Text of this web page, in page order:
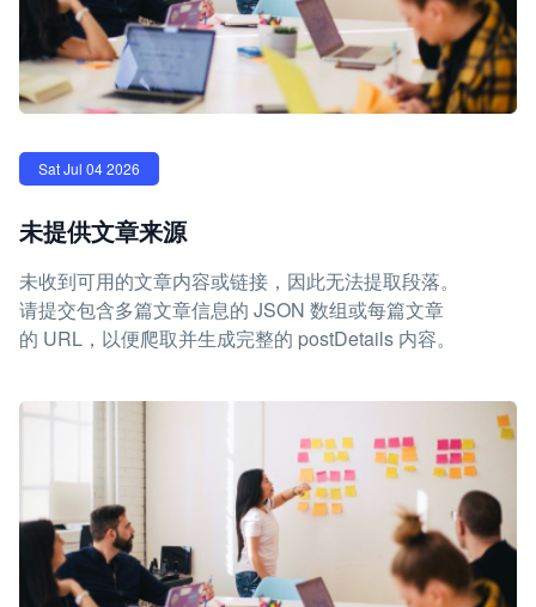
Sat Jul 04 2026
未提供文章来源
未收到可用的文章内容或链接，因此无法提取段落。
请提交包含多篇文章信息的 JSON 数组或每篇文章
的 URL，以便爬取并生成完整的 postDetails 内容。